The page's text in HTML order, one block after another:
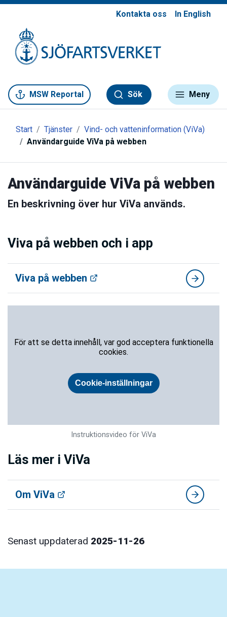
Kontakta oss In English
MSW Reportal Sök Meny
Start Tjänster
Vind- och vatteninformation (ViVa)
Användarguide ViVa på webben
Användarguide ViVa på webben
En beskrivning över hur ViVa används.
Viva på webben och i app
Viva på webben
Instruktionsvideo för ViVa
Läs mer i ViVa
Om ViVa
Senast uppdaterad 2025-11-26